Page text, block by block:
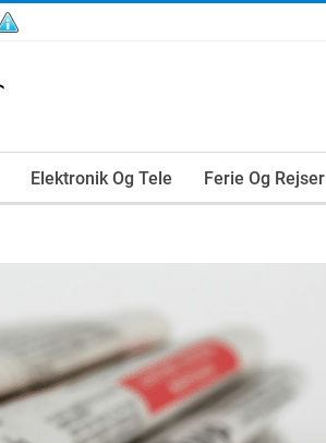
Elektronik Og Tele Ferie Og Rejser